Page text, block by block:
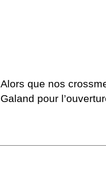
Alors que nos
Galand pour